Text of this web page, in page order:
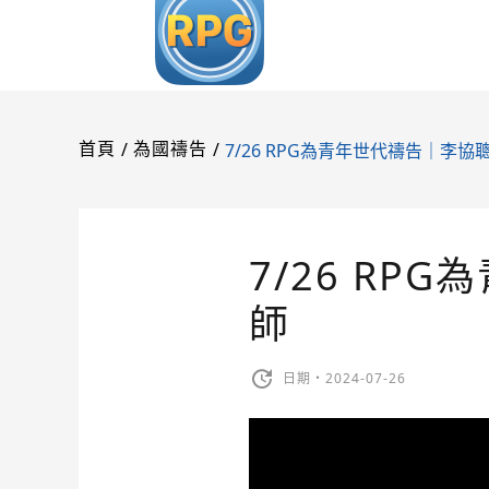
首頁 / 為國禱告 / 7/26 RPG為青年世代禱告｜李協
7/26 RPG
師
日期・2024-07-26